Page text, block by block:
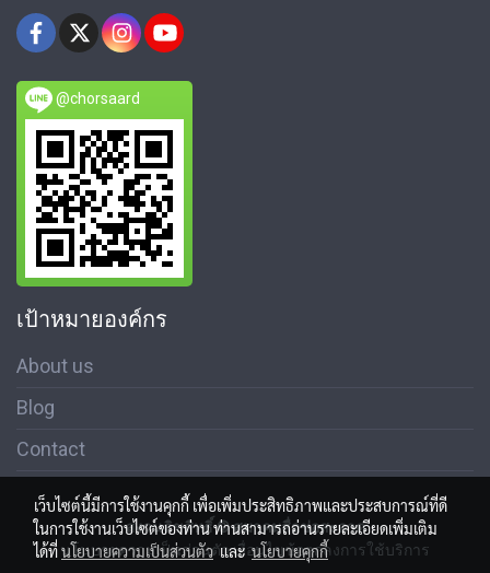
@chorsaard
เป้าหมายองค์กร
About us
Blog
Contact
สงวนลิขสิทธิ์ © สมาคมสื่อช่อสะอาด
นโนบายความเป็นส่วนตัว เงื่อนไขข้อตกลงการใช้บริการ
เว็บไซต์นี้มีการใช้งานคุกกี้ เพื่อเพิ่มประสิทธิภาพและประสบการณ์ที่ดี
ในการใช้งานเว็บไซต์ของท่าน ท่านสามารถอ่านรายละเอียดเพิ่มเติม
ได้ที่นโยบายความเป็นส่วนตัวและนโยบายคุกกี้